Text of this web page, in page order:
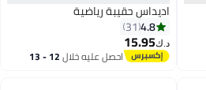
اديداس حقيبة رياضية
4.8
31
د.ك‏15.95
احصل عليه خلال 12 - 13